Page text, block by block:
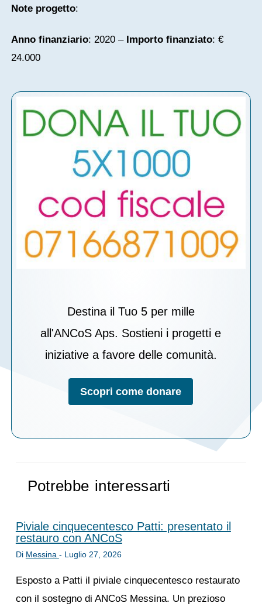
Note progetto:
Anno finanziario: 2020 – Importo finanziato: €
24.000
Destina il Tuo 5 per mille
all'ANCoS Aps. Sostieni i progetti e
iniziative a favore delle comunità.
Scopri come donare
Potrebbe interessarti
Piviale cinquecentesco Patti: presentato il
restauro con ANCoS
Di Messina - Luglio 27, 2026
Esposto a Patti il piviale cinquecentesco restaurato
con il sostegno di ANCoS Messina. Un prezioso